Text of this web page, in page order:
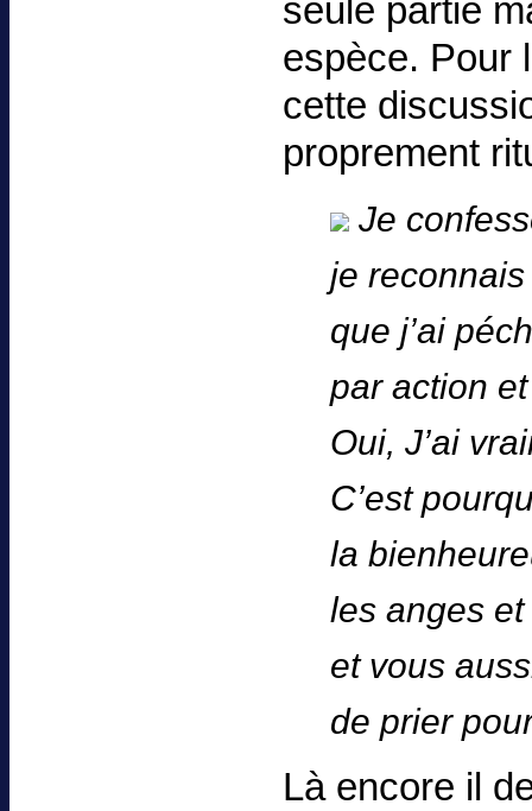
seule partie
espèce. Pour
cette
proprement
Je
je
que j’ai
par action
Oui, J’ai
C’est
la
les anges
et vous
de prier
Là encore il